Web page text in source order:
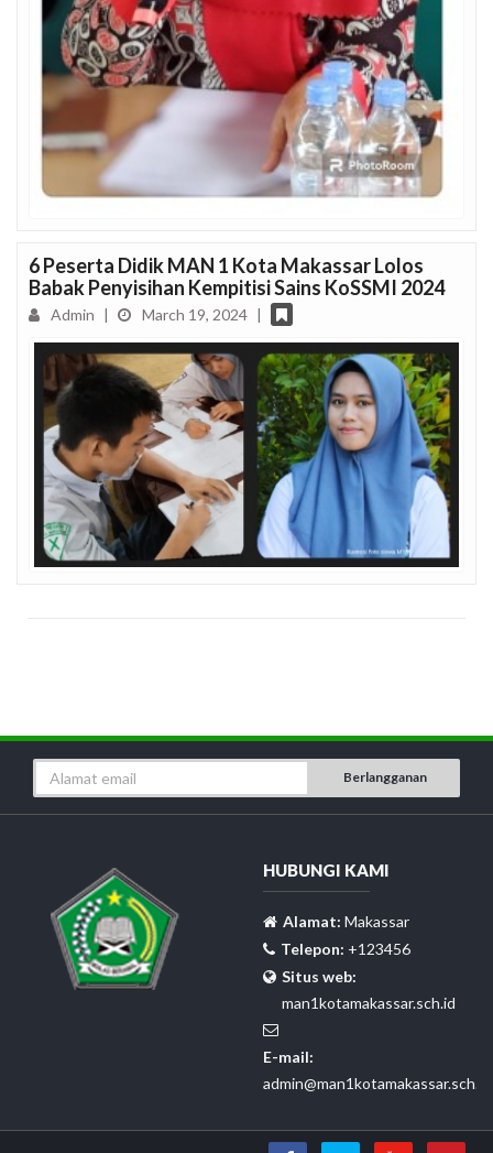
6 Peserta Didik MAN 1 Kota Makassar Lolos
Babak Penyisihan Kempitisi Sains KoSSMI 2024
Admin | March 19, 2024 |
Berlangganan
HUBUNGI KAMI
Alamat: Makassar
Telepon: +123456
Situs web:
man1kotamakassar.sch.id
E-mail:
admin@man1kotamakassar.sch.id